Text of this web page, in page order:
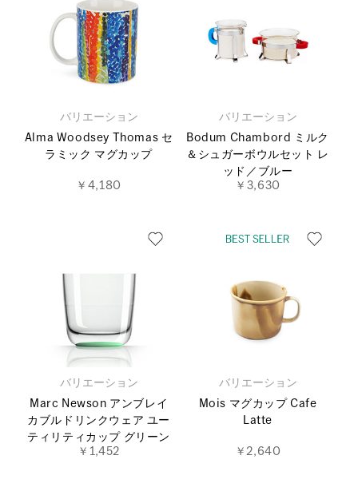
バリエーション
Alma Woodsey Thomas セ
ラミック マグカップ
￥4,180
バリエーション
Bodum Chambord ミルク
＆シュガーボウルセット レ
ッド／ブルー
￥3,630
バリエーション
Marc Newson アンブレイ
カブルドリンクウェア ユー
ティリティカップ グリーン
￥1,452
バリエーション
Mois マグカップ Cafe
Latte
￥2,640